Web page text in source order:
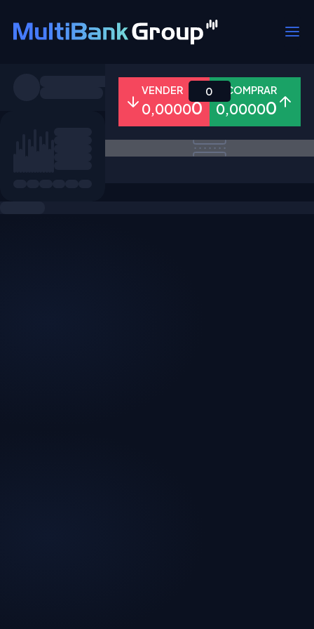
Todos Forex Metais Ações
VENDER
0,00000
COMPRAR
0,00000
0